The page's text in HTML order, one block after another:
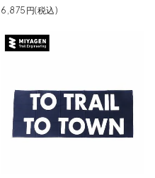
6,875円(税込)